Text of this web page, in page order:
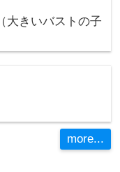
大きいバストの子
more...